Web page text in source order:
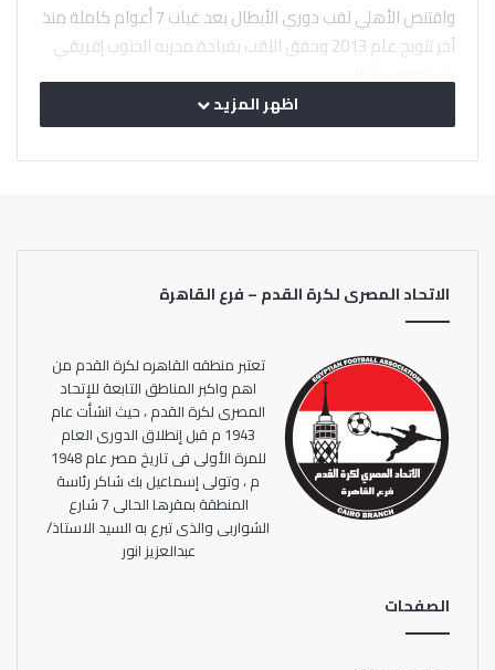
واقتنص الأهلي لقب دوري الأبطال بعد غياب 7 أعوام كاملة منذ
آخر تتويج عام 2013 وحقق اللقب بقيادة مدربه الجنوب إفريقي
بيتسو موسيماني.
اظهر المزيد
الاتحاد المصرى لكرة القدم – فرع القاهرة
تعتبر منطقه القاهره لكرة القدم من
اهم واكبر المناطق التابعة للإتحاد
المصرى لكرة القدم ، حيث انشأت عام
1943 م قبل إنطلاق الدورى العام
للمرة الأولى فى تاريخ مصر عام 1948
م ، وتولى إسماعيل بك شاكر رئاسة
المنطقة بمقرها الحالى 7 شارع
الشواربى والذى تبرع به السيد الاستاذ/
عبدالعزيز انور
الصفحات